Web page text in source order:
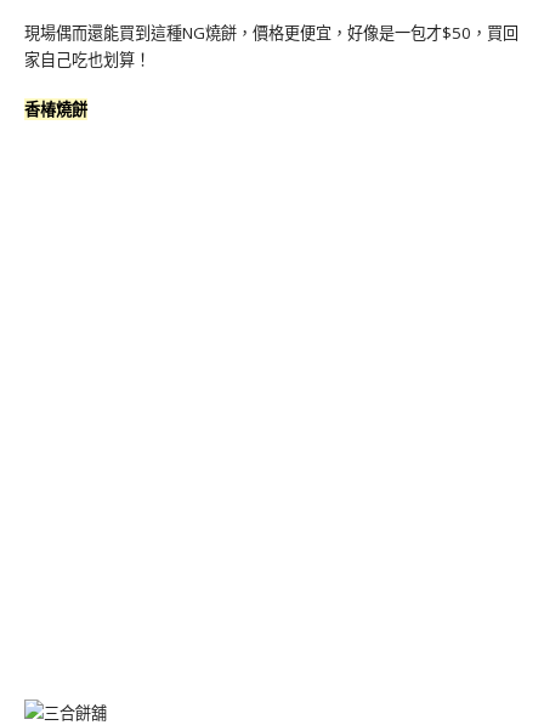
現場偶而還能買到這種NG燒餅，價格更便宜，好像是一包才$50，買回
家自己吃也划算！
香椿燒餅